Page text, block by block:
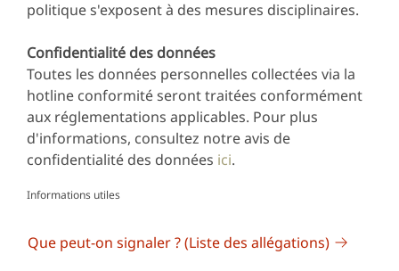
politique s'exposent à des mesures disciplinaires.
Confidentialité des données
Toutes les données personnelles collectées via la
hotline conformité seront traitées conformément
aux réglementations applicables. Pour plus
d'informations, consultez notre avis de
confidentialité des données ici.
Informations utiles
Que peut-on signaler ? (Liste des allégations)